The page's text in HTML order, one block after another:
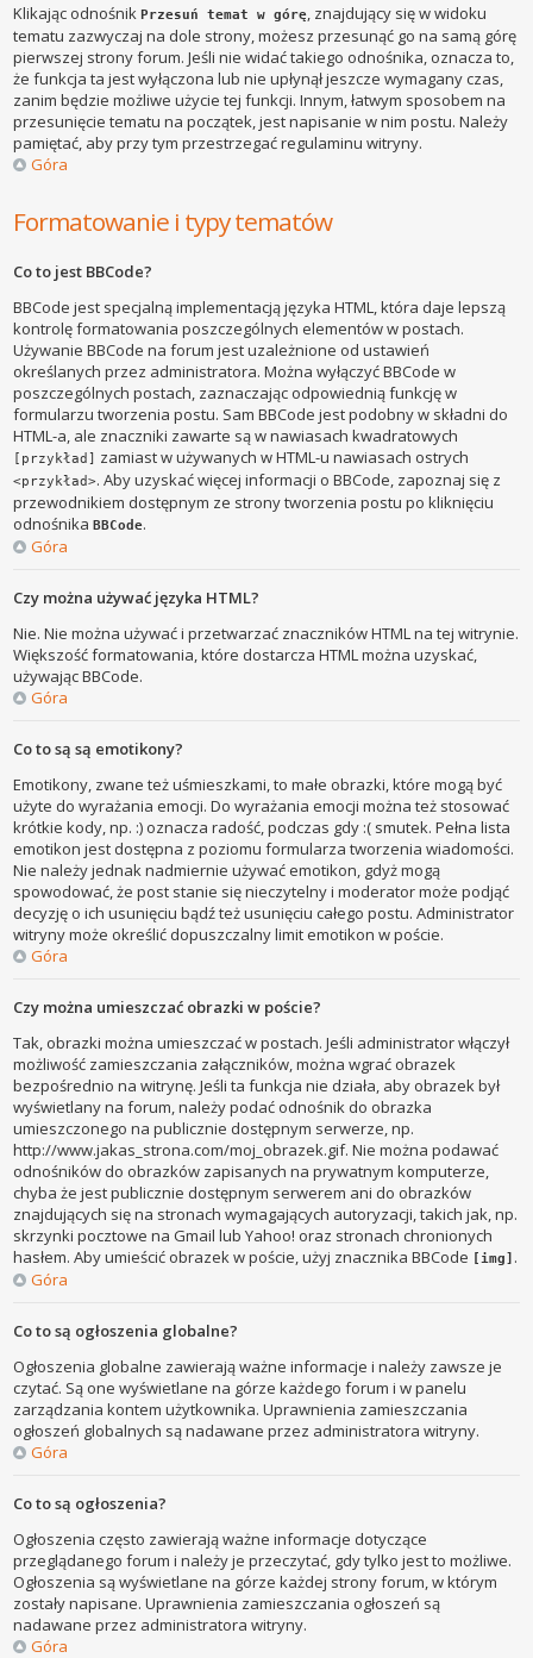
Klikając odnośnikPrzesuń temat w górę, znajdujący się w widoku
tematu zazwyczaj na dole strony, możesz przesunąć go na samą górę
pierwszej strony forum. Jeśli nie widać takiego odnośnika, oznacza to,
że funkcja ta jest wyłączona lub nie upłynął jeszcze wymagany czas,
zanim będzie możliwe użycie tej funkcji. Innym, łatwym sposobem na
przesunięcie tematu na początek, jest napisanie w nim postu. Należy
pamiętać, aby przy tym przestrzegać regulaminu witryny.
Góra
Formatowanie i typy tematów
Co to jest BBCode?
BBCode jest specjalną implementacją języka HTML, która daje lepszą
kontrolę formatowania poszczególnych elementów w postach.
Używanie BBCode na forum jest uzależnione od ustawień
określanych przez administratora. Można wyłączyć BBCode w
poszczególnych postach, zaznaczając odpowiednią funkcję w
formularzu tworzenia postu. Sam BBCode jest podobny w składni do
HTML-a, ale znaczniki zawarte są w nawiasach kwadratowych
[przykład] zamiast w używanych w HTML-u nawiasach ostrych
<przykład>. Aby uzyskać więcej informacji o BBCode, zapoznaj się z
przewodnikiem dostępnym ze strony tworzenia postu po kliknięciu
odnośnikaBBCode.
Góra
Czy można używać języka HTML?
Nie. Nie można używać i przetwarzać znaczników HTML na tej witrynie.
Większość formatowania, które dostarcza HTML można uzyskać,
używając BBCode.
Góra
Co to są są emotikony?
Emotikony, zwane też uśmieszkami, to małe obrazki, które mogą być
użyte do wyrażania emocji. Do wyrażania emocji można też stosować
krótkie kody, np. :) oznacza radość, podczas gdy :( smutek. Pełna lista
emotikon jest dostępna z poziomu formularza tworzenia wiadomości.
Nie należy jednak nadmiernie używać emotikon, gdyż mogą
spowodować, że post stanie się nieczytelny i moderator może podjąć
decyzję o ich usunięciu bądź też usunięciu całego postu. Administrator
witryny może określić dopuszczalny limit emotikon w poście.
Góra
Czy można umieszczać obrazki w poście?
Tak, obrazki można umieszczać w postach. Jeśli administrator włączył
możliwość zamieszczania załączników, można wgrać obrazek
bezpośrednio na witrynę. Jeśli ta funkcja nie działa, aby obrazek był
wyświetlany na forum, należy podać odnośnik do obrazka
umieszczonego na publicznie dostępnym serwerze, np.
http://www.jakas_strona.com/moj_obrazek.gif. Nie można podawać
odnośników do obrazków zapisanych na prywatnym komputerze,
chyba że jest publicznie dostępnym serwerem ani do obrazków
znajdujących się na stronach wymagających autoryzacji, takich jak, np.
skrzynki pocztowe na Gmail lub Yahoo! oraz stronach chronionych
hasłem. Aby umieścić obrazek w poście, użyj znacznika BBCode [img] .
Góra
Co to są ogłoszenia globalne?
Ogłoszenia globalne zawierają ważne informacje i należy zawsze je
czytać. Są one wyświetlane na górze każdego forum i w panelu
zarządzania kontem użytkownika. Uprawnienia zamieszczania
ogłoszeń globalnych są nadawane przez administratora witryny.
Góra
Co to są ogłoszenia?
Ogłoszenia często zawierają ważne informacje dotyczące
przeglądanego forum i należy je przeczytać, gdy tylko jest to możliwe.
Ogłoszenia są wyświetlane na górze każdej strony forum, w którym
zostały napisane. Uprawnienia zamieszczania ogłoszeń są
nadawane przez administratora witryny.
Góra